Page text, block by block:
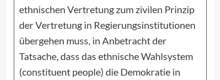
ethnischen Vertretung zum zivilen Prinzip
der Vertretung in Regierungsinstitutionen
übergehen muss, in Anbetracht der
Tatsache, dass das ethnische Wahlsystem
(constituent people) die Demokratie in